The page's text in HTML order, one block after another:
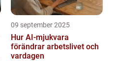
09 september 2025
Hur AI-mjukvara
förändrar arbetslivet och
vardagen